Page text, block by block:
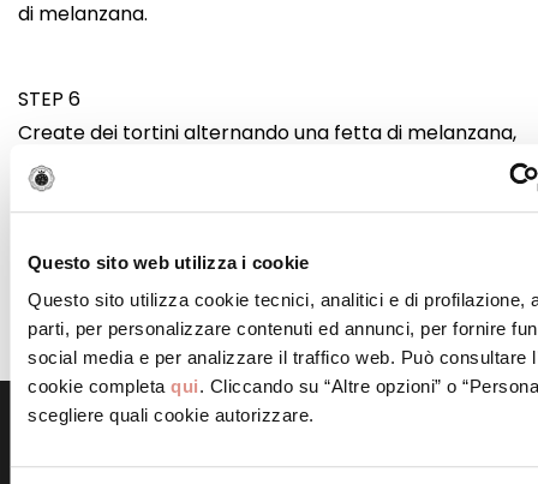
Questo sito web utilizza i cookie
Questo sito utilizza cookie tecnici, analitici e di profilazione,
parti, per personalizzare contenuti ed annunci, per fornire
social media e per analizzare il traffico web. Può consultare
cookie completa qui. Cliccando su “Altre opzioni” o
scegliere quali cookie autorizzare.
di melanzana.
STEP 6
Create dei tortini alternando una fetta di melanzana,
il pomodoro, la Mortadella Bologna IGP e la
besciamella e una spolverata di origano.
STEP 7
Mettete nel forno caldo a 210 gradi per 20 minuti e
servite.
Scopri altre ricette simili